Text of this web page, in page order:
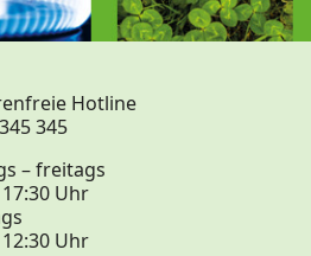
Hotline
345
– freitags
Uhr
Uhr